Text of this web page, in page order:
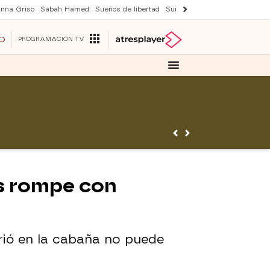
Griso Sabah Hamed Sueños de libertad Suri y Tom Cruise
PROGRAMACIÓN TV
rompe con
en la cabaña no puede